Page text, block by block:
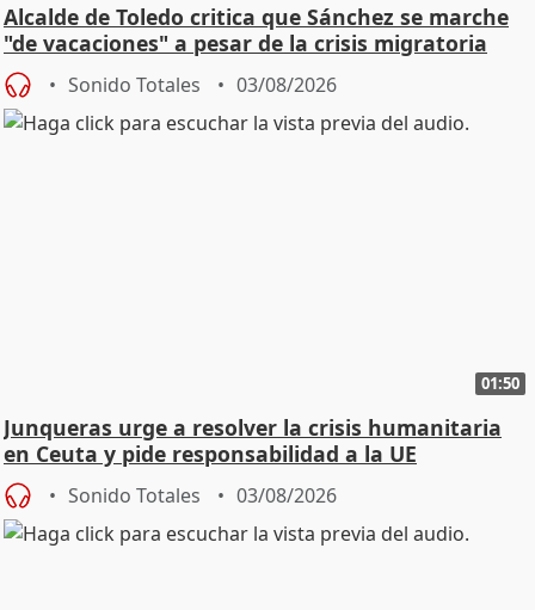
Alcalde de Toledo critica que Sánchez se marche
"de vacaciones" a pesar de la crisis migratoria
Sonido Totales 03/08/2026
01:50
Junqueras urge a resolver la crisis humanitaria
en Ceuta y pide responsabilidad a la UE
Sonido Totales 03/08/2026